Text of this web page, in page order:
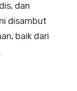
dan
disambut
baik dari